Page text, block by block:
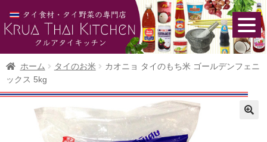
ホーム タイのお米
カオニョ タイのもち米 ゴールデンフェニ
ックス 5kg